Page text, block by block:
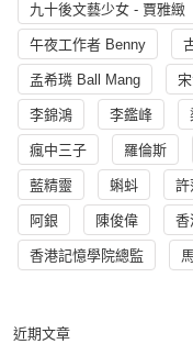
九十後文藝少女 - 賈雅緻
午夜工作者 Benny
孟希璘 Ball Mang
李錦鴻 李鑑峰
瘋中三子 羅倫斯
藍精靈 蝌蚪 許
阿銀 陳俊偉 香
香港記憶學院總監
近期文章